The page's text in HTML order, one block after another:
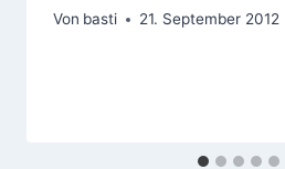
Von basti 21. September 2012